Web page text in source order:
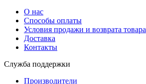
О нас
Способы оплаты
Условия продажи и возврата товара
Доставка
Контакты
Служба поддержки
Производители